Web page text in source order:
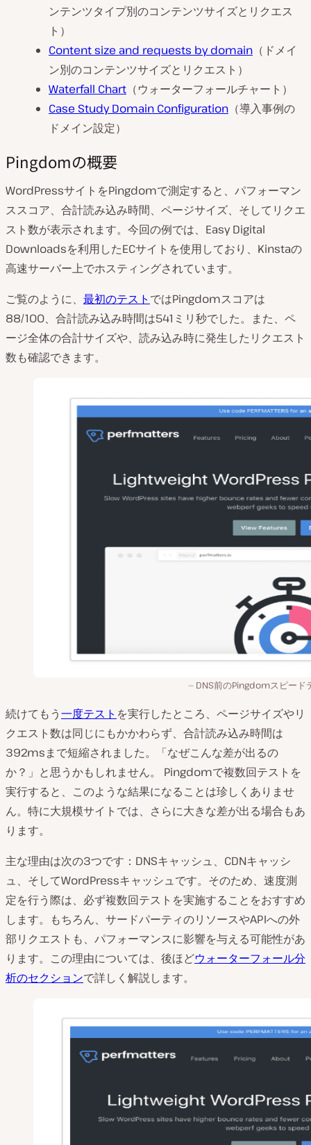
ンテンツタイプ別のコンテンツサイズとリクエス
ト）
Content size and requests by domain （ドメイ
ン別のコンテンツサイズとリクエスト）
Waterfall Chart （ウォーターフォールチャート）
Case Study Domain Configuration （導入事例の
ドメイン設定）
Pingdomの概要
WordPressサイトをPingdomで測定すると、パフォーマン
ススコア、合計読み込み時間、ページサイズ、そしてリクエ
スト数が表示されます。今回の例では、Easy Digital
Downloadsを利用したECサイトを使用しており、Kinstaの
高速サーバー上でホスティングされています。
ご覧のように、 最初のテスト ではPingdomスコアは
88/100、合計読み込み時間は541ミリ秒でした。また、ペ
ージ全体の合計サイズや、読み込み時に発生したリクエスト
数も確認できます。
DNS前のPingdomスピード
続けてもう一度テスト を実行したところ、ページサイズやリ
クエスト数は同じにもかかわらず、合計読み込み時間は
392msまで短縮されました。「なぜこんな差が出るの
か？」と思うかもしれません。 Pingdomで複数回テストを
実行すると、このような結果になることは珍しくありませ
ん。特に大規模サイトでは、さらに大きな差が出る場合もあ
ります。
主な理由は次の3つです：DNSキャッシュ、CDNキャッシ
ュ、そしてWordPressキャッシュです。そのため、速度測
定を行う際は、必ず複数回テストを実施することをおすすめ
します。もちろん、サードパーティのリソースやAPIへの外
部リクエストも、パフォーマンスに影響を与える可能性があ
ります。この理由については、後ほどウォーターフォール分
析のセクションで詳しく解説します。